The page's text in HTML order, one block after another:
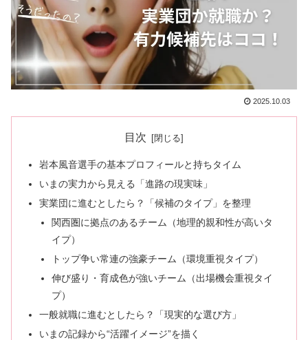
2025.10.03
目次
岩本風音選手の基本プロフィールと持ちタイム
いまの実力から見える「進路の現実味」
実業団に進むとしたら？「候補のタイプ」を整理
関西圏に拠点のあるチーム（地理的親和性が高いタ
イプ）
トップ争い常連の強豪チーム（環境重視タイプ）
伸び盛り・育成色が強いチーム（出場機会重視タイ
プ）
一般就職に進むとしたら？「現実的な選び方」
いまの記録から“活躍イメージ”を描く